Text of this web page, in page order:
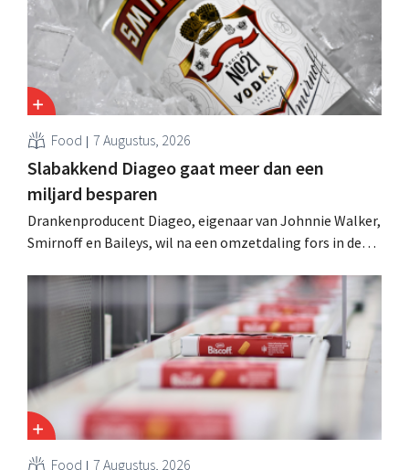
Food 7 Augustus, 2026
Slabakkend Diageo gaat meer dan een
miljard besparen
Drankenproducent Diageo, eigenaar van Johnnie Walker,
Smirnoff en Baileys, wil na een omzetdaling fors in de
andere Guiness en voorgemixte cocktails.
Food 7 Augustus, 2026